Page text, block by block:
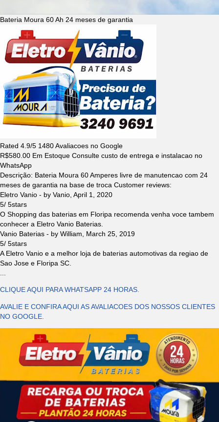
Bateria Moura 60 Ah 24 meses de garantia
Rated 4.9/5 1480Avaliacoes no Google
R$580.00 Em Estoque Consulte custo de entrega e instalacao no
WhatsApp
Descrição: Bateria Moura 60 Amperes livre de manutencao com 24
meses de garantia na base de troca Customer reviews:
Eletro Vanio - by Vanio April 1, 2020
5/ 5stars
O Shopping das baterias em Floripa recomenda venha voce tambem
conhecer a Eletro Vanio Baterias.
Vanio Baterias - by William
March 25, 2019
5/ 5stars
A Eletro Vanio e a melhor loja de baterias automotivas da regiao de
Sao Jose e Floripa SC.
CLIQUE AQUI PARA WHATSAPP 24 HORAS.
AVALIE E CONFIRA AQUI AS AVALIACOES DOS NOSSOS CLIENTES
NO GOOGLE.